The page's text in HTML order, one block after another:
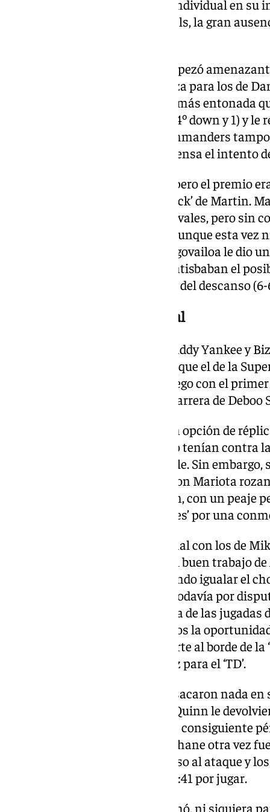
este dejó alguna buena acción individual en su
máximo posible a Jayden Daniels, la gran
El equipo de Mike McDaniel empezó
Achane, un quebradero de cabeza para los de
‘TD’, la defensa de Washington, más entonada
detuvo en una buena posición (4º down y 1) y le
siguiente ‘drive’ largo de los Commanders
tres puntos (3-3) al frenar la defensa el intento
Achane seguía haciendo daño, pero el premio
Tagovailoa recibía su primer ‘sack’ de Martin.
acción de zafándose de varios rivales, pero sin
misma ‘medicina’ de Doldson, aunque esta
los tres puntos. Otro ‘sack’ a Tagovailoa le dio
pero una penalización cuando atisbaban el
únicamente igualar justo antes del descanso (6-
Carrusel de errores en el final
Tras el show del descanso de Daddy Yankee y
duración y en espectacularidad que el de la
trajo buenas noticias para el juego con el primer
Commanders, tras una buena carrera de Deboo
Los Dolphins tuvieron una gran opción de
estrellaron cuando más cerca lo tenían contra
Tagovailoa no encontró a Waddle. Sin
‘Red Zone’ a los Commanders, con Mariota
finalmente la delicada situación, con un peaje
entró en la lista de ‘cuestionables’ por una
El partido entró en su cuarto final con los de
rozando la ‘Zona Roja’ gracias al buen trabajo
esta vez no lo perdonaron logrando igualar el
(13-13) con casi todo el periodo todavía por
campo y lo hizo además con una de las jugadas
yardas en 3ª y 9, que dio a lo suyos la
delante, pero Miami se hizo fuerte al borde de la
‘quarterback’ no encontró a Ertz para el ‘TD’.
Los Dolphins, sin embargo, no sacaron nada en
Tagovailoa, aunque los de Dan Quinn le
Sainristil al recoger el ‘punt’ y la consiguiente
reloj ahora a favor de Miami. Achane otra vez
todo a favor, la defensa se impuso al ataque y
para tener el último ‘drive’ con 1:41 por jugar.
Pero Washington no lo aprovechó, ni siquiera